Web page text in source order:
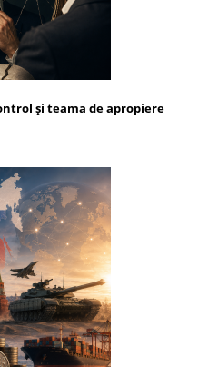
și teama de apropiere